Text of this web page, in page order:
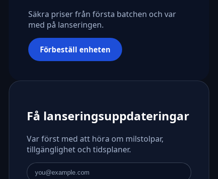
Säkra priser från första batchen och var
med på lanseringen.
Förbeställ enheten
Få lanseringsuppdateringar
Var först med att höra om milstolpar,
tillgänglighet och tidsplaner.